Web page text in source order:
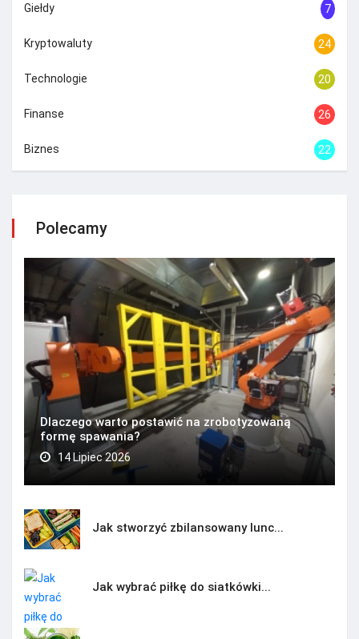
Giełdy 7
Kryptowaluty 24
Technologie 20
Finanse 26
Biznes 22
Polecamy
Dlaczego warto postawić na zrobotyzowaną
formę spawania?
14 Lipiec 2026
Jak stworzyć zbilansowany lunc...
Jak wybrać piłkę do siatkówki...